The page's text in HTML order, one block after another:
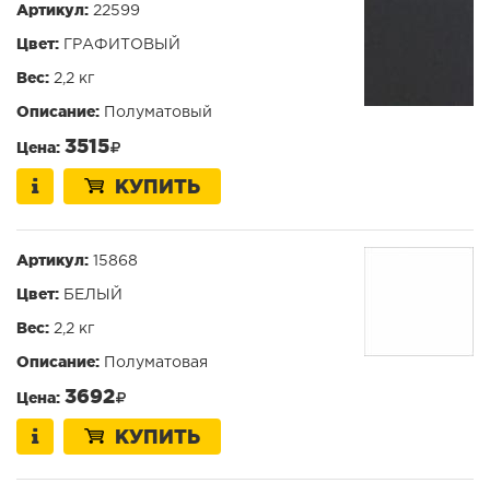
Артикул: 22599
Цвет: ГРАФИТОВЫЙ
Вес: 2,2 кг
Описание: Полуматовый
Цена: 3515
КУПИТЬ
Артикул: 15868
Цвет: БЕЛЫЙ
Вес: 2,2 кг
Описание: Полуматовая
Цена: 3692
КУПИТЬ